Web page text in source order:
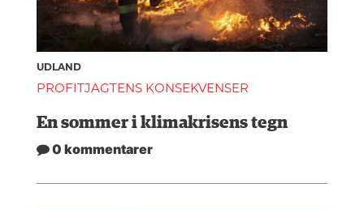
UDLAND
PROFITJAGTENS KONSEKVENSER
En sommer i klimakrisens tegn
0 kommentarer